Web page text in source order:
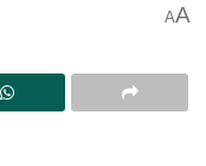
AA